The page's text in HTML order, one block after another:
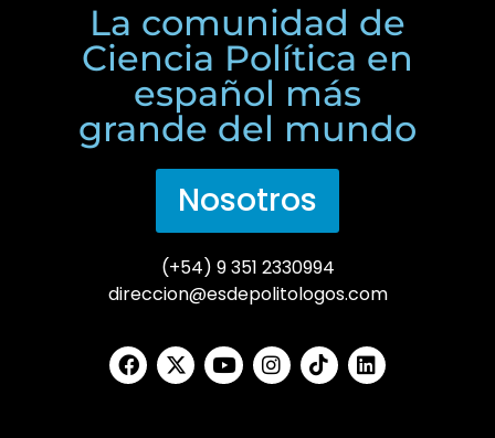
La comunidad de
Ciencia Política en
español más
grande del mundo
Nosotros
(+54) 9 351 2330994
direccion@esdepolitologos.com